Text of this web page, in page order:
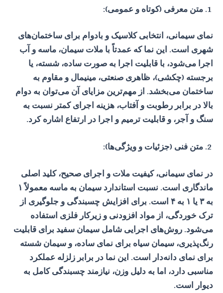
متن معرفی (کوتاه و عمومی):
نمای سیمانی، انتخابی کلاسیک و بادوام برای ساختمان‌های
شهری است. این نما که عمدتاً با ملات سیمان، ماسه و آب
اجرا می‌شود، با قابلیت اجرا به صورت ساده، شسته، یا
برجسته (چکشی)، ظاهری صنعتی، مینیمال و مقاوم به
ساختمان می‌بخشد. از مهم‌ترین مزایای آن می‌توان به دوام
بالا در برابر رطوبت و آفتاب، هزینه اجرای کمتر نسبت به
سنگ و آجر، و قابلیت ترمیم و اجرا در ارتفاع اشاره کرد.
متن فنی (جزئیات و ویژگی‌ها):
در نمای سیمانی، کیفیت ملات و اجرای صحیح، کلید اصلی
ماندگاری است. نسبت استاندارد سیمان به ماسه معمولاً ۱
به ۳ یا ۱ به ۴ است. برای افزایش چسبندگی و جلوگیری از
ترک خوردگی، از مواد افزودنی و زیرکار فلزی استفاده
می‌شود. روش‌های اجرایی شامل سیمان سفید برای قابلیت
رنگ‌پذیری، سیمان سیاه برای نمای ساده، و سیمان شسته
برای نمای دانه‌دار است. این نما در برابر زلزله عملکرد
مناسبی دارد، اما به دلیل وزن، نیازمند چسبندگی کامل به
دیوار است.